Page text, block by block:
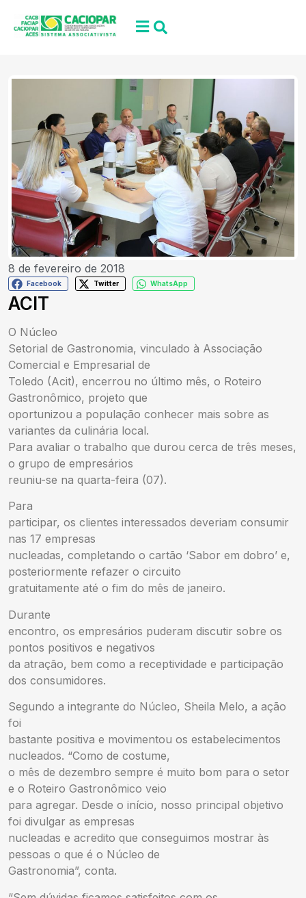
8 de fevereiro de 2018
Facebook Twitter WhatsApp
ACIT
O Núcleo
Setorial de Gastronomia, vinculado à Associação
Comercial e Empresarial de
Toledo (Acit), encerrou no último mês, o Roteiro
Gastronômico, projeto que
oportunizou a população conhecer mais sobre as
variantes da culinária local.
Para avaliar o trabalho que durou cerca de três meses,
o grupo de empresários
reuniu-se na quarta-feira (07).
Para
participar, os clientes interessados deveriam consumir
nas 17 empresas
nucleadas, completando o cartão ‘Sabor em dobro’ e,
posteriormente refazer o circuito
gratuitamente até o fim do mês de janeiro.
Durante
encontro, os empresários puderam discutir sobre os
pontos positivos e negativos
da atração, bem como a receptividade e participação
dos consumidores.
Segundo a integrante do Núcleo, Sheila Melo, a ação
foi
bastante positiva e movimentou os estabelecimentos
nucleados. “Como de costume,
o mês de dezembro sempre é muito bom para o setor
e o Roteiro Gastronômico veio
para agregar. Desde o início, nosso principal objetivo
foi divulgar as empresas
nucleadas e acredito que conseguimos mostrar às
pessoas o que é o Núcleo de
Gastronomia”, conta.